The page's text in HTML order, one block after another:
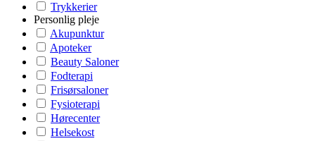
Trykkerier
Personlig pleje
Akupunktur
Apoteker
Beauty Saloner
Fodterapi
Frisørsaloner
Fysioterapi
Hørecenter
Helsekost